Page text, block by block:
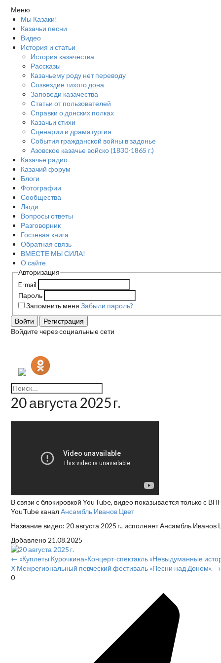
Меню
Мы Казаки!
Казачьи песни
Видео
История и статьи
История казачества
Рассказы
Казачьему роду нет переводу
Созвездие тихого дона
Заповеди казачества
Статьи от пользователей
Справки о донских полках
Казачьи стихи
Сценарии и драматургия
События гражданской войны в задонье
Азовское казачье войско (1830-1865 г.)
Казачье радио
Казачий форум
Блоги
Фотографии
Сообщества
Люди
Вопросы ответы
Разговорник
Гостевая книга
Обратная связь
ВМЕСТЕ МЫ СИЛА!
О сайте
Авторизация
E-mail
Пароль
Запомнить меня Забыли пароль?
Войти Регистрация
Войдите через социальные сети
20 августа 2025 г.
В связи с блокировкой YouTube, видео показывается только с
YouTube каналАнсамбль Иванов Цвет
Название видео: 20 августа 2025 г., исполняет Ансамбль Иванов
Добавлено 21.08.2025
← «Куплеты Курочкина»Концерт-спектакль «Невыдуманные
Х Межрегиональный певческий фестиваль «Песни над Доном». →
0